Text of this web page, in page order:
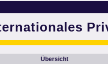
Übersicht